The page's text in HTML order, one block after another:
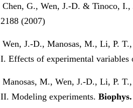
Chen, G., Wen, J.-D. & Tinoco, I.,
2188 (2007)
Wen, J.-D., Manosas, M., Li, P.
I. Effects of experimental variables
Manosas, M., Wen, J.-D., Li, P.
II. Modeling experiments.